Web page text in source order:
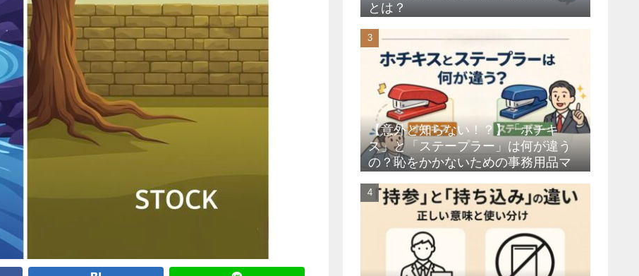
とは？
【意外と知らない！？】「ホチキ
ス」と「ステープラー」は何が違う
の？恥をかかないための事務用品マ